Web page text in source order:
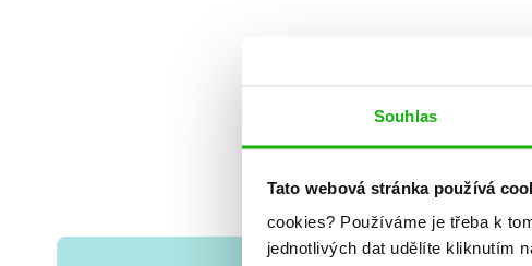
Souhlas
Tato webová stránka používá
cookies? Používáme je třeba k
jednotlivých dat udělíte kliknutím